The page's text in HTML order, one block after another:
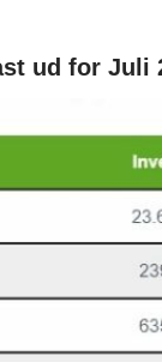
ud for Juli